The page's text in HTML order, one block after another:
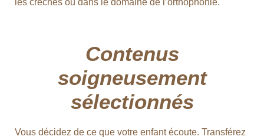
les crèches ou dans le domaine de l’orthophonie.
Contenus
soigneusement
sélectionnés
Vous décidez de ce que votre enfant écoute. Transférez